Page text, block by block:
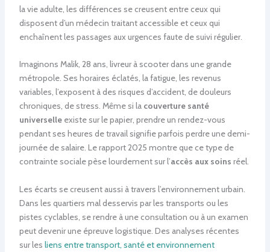
la vie adulte, les différences se creusent entre ceux qui
disposent d’un médecin traitant accessible et ceux qui
enchaînent les passages aux urgences faute de suivi régulier.
Imaginons Malik, 28 ans, livreur à scooter dans une grande
métropole. Ses horaires éclatés, la fatigue, les revenus
variables, l’exposent à des risques d’accident, de douleurs
chroniques, de stress. Même si la couverture santé
universelleexiste sur le papier, prendre un rendez-vous
pendant ses heures de travail signifie parfois perdre une demi-
journée de salaire. Le rapport 2025 montre que ce type de
contrainte sociale pèse lourdement sur l’accès aux soins réel.
Les écarts se creusent aussi à travers l’environnement urbain.
Dans les quartiers mal desservis par les transports ou les
pistes cyclables, se rendre à une consultation ou à un examen
peut devenir une épreuve logistique. Des analyses récentes
sur les liens entre transport, santé et environnement